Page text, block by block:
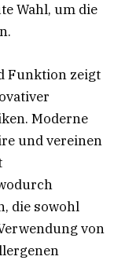
Wahl, um die
Funktion zeigt
Moderne
und vereinen
die sowohl
von